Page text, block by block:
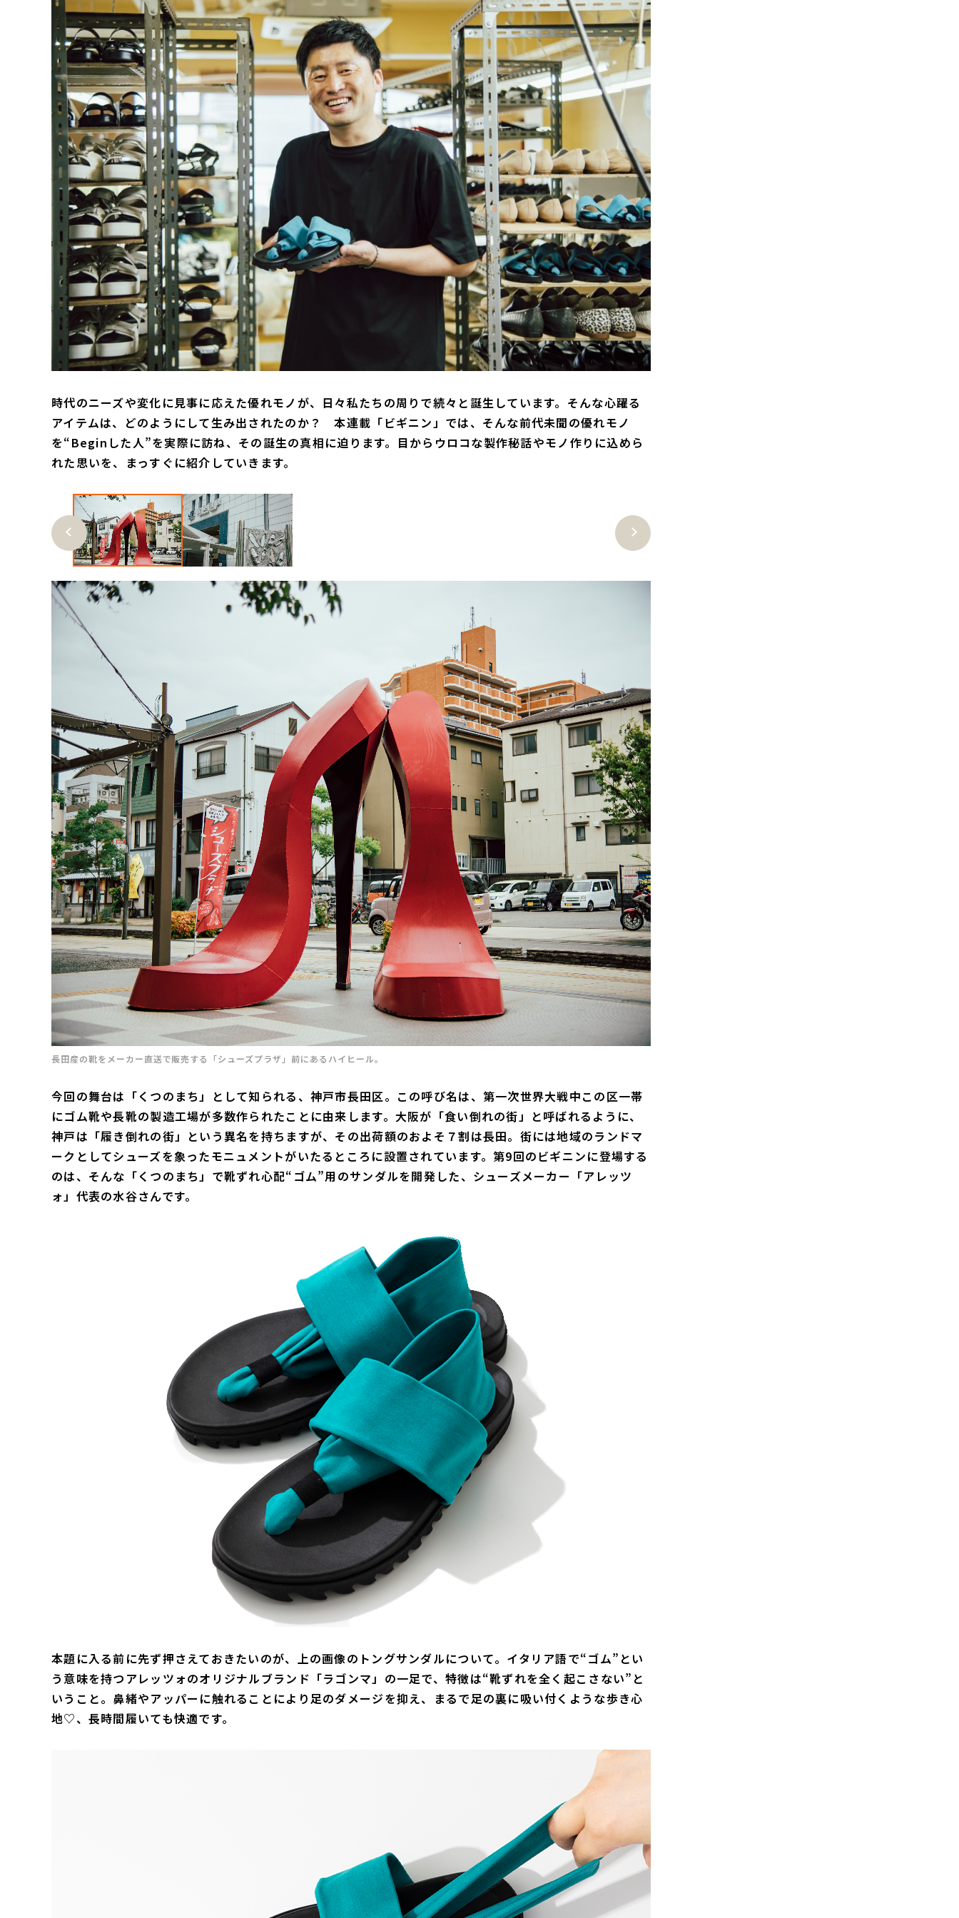
時代のニーズや変化に見事に応えた優れモノが、日々私たちの周りで続々と誕生しています。そんな心躍る
アイテムは、どのようにして生み出されたのか？ 本連載「ビギニン」では、そんな前代未聞の優れモノ
を“Beginした人”を実際に訪ね、その誕生の真相に迫ります。目からウロコな製作秘話やモノ作りに込めら
れた思いを、まっすぐに紹介していきます。
Previ
ous
長田産の靴をメーカー直送で販売する「シューズプラザ」前にあるハイヒール。
Next
今回の舞台は「くつのまち」として知られる、神戸市長田区。この呼び名は、第一次世界大戦中この区一帯
にゴム靴や長靴の製造工場が多数作られたことに由来します。大阪が「食い倒れの街」と呼ばれるように、
神戸は「履き倒れの街」という異名を持ちますが、その出荷額のおよそ７割は長田。街には地域のランドマ
ークとしてシューズを象ったモニュメントがいたるところに設置されています。第9回のビギニンに登場する
のは、そんな「くつのまち」で靴ずれ心配“ゴム”用のサンダルを開発した、シューズメーカー「アレッツ
ォ」代表の水谷さんです。
本題に入る前に先ず押さえておきたいのが、上の画像のトングサンダルについて。イタリア語で“ゴム”とい
う意味を持つアレッツォのオリジナルブランド「ラゴンマ」の一足で、特徴は“靴ずれを全く起こさない”と
いうこと。鼻緒やアッパーに触れることにより足のダメージを抑え、まるで足の裏に吸い付くような歩き心
地♡、長時間履いても快適です。